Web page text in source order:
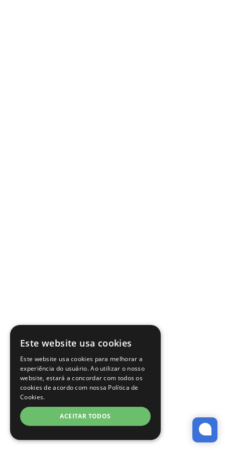
Este website usa cookies
Este website usa cookies para melhorar a
experiência do usuário. Ao utilizar o nosso
website, estará a concordar com todos os
cookies de acordo com nossa Política de
Cookies.
ACEITAR TODOS